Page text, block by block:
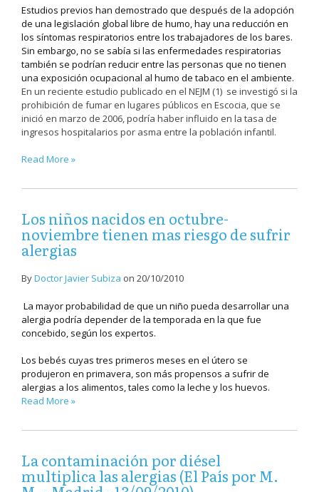
Estudios previos han demostrado que después de la adopción
de una legislación global libre de humo, hay una reducción en
los síntomas respiratorios entre los trabajadores de los bares.
Sin embargo, no se sabía si las enfermedades respiratorias
también se podrían reducir entre las personas que no tienen
una exposición ocupacional al humo de tabaco en el ambiente.
En un reciente estudio publicado en el NEJM (1) se investigó si la
prohibición de fumar en lugares públicos en Escocia, que se
inició en marzo de 2006, podría haber influido en la tasa de
ingresos hospitalarios por asma entre la población infantil.
Read More »
Los niños nacidos en octubre-
noviembre tienen mas riesgo de sufrir
alergias
ByDoctor Javier Subiza on 20/10/2010
La mayor probabilidad de que un niño pueda desarrollar una
alergia podría depender de la temporada en la que fue
concebido, según los expertos.
Los bebés cuyas tres primeros meses en el útero se
produjeron en primavera, son más propensos a sufrir de
alergias a los alimentos, tales como la leche y los huevos.
Read More »
La contaminación por diésel
multiplica las alergias (El País por M.